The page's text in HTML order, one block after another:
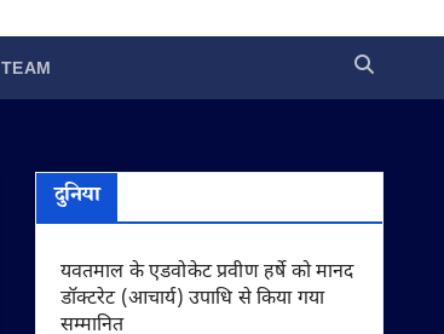
TEAM
दुनिया
यवतमाल के एडवोकेट प्रवीण हर्षे को मानद
डॉक्टरेट (आचार्य) उपाधि से किया गया
सम्मानित